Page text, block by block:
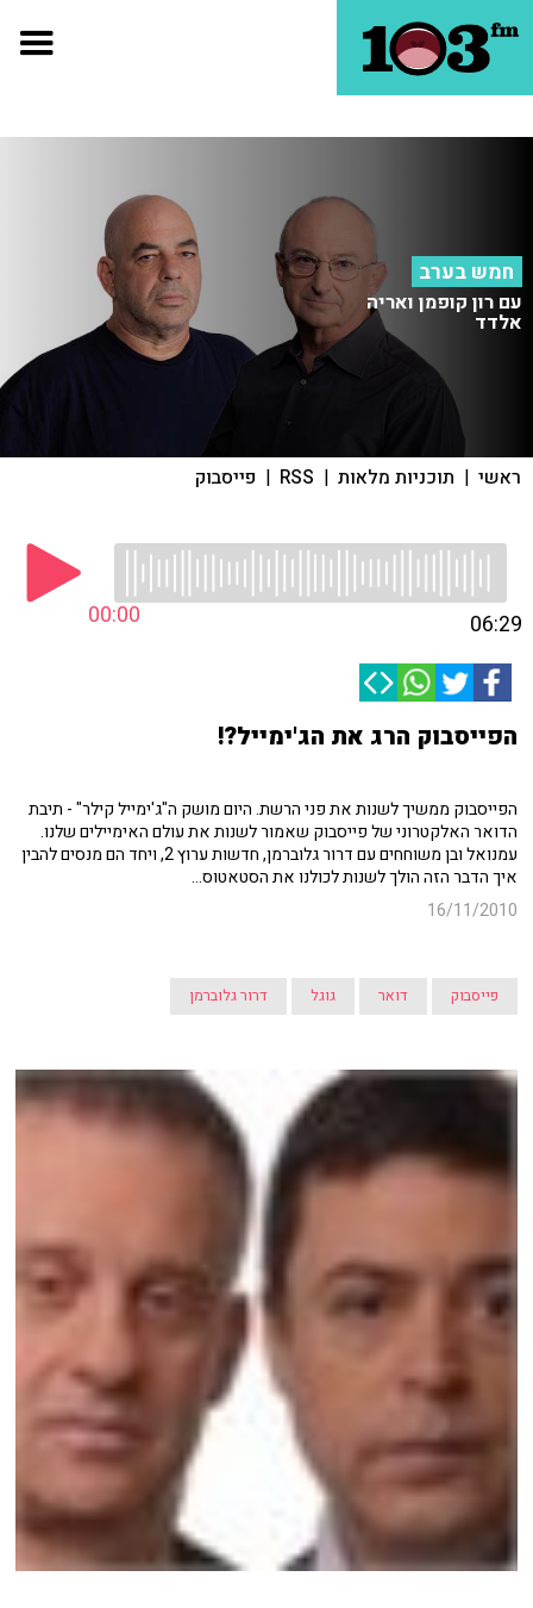
חמש בערב
עם רון קופמן ואריה
אלדד
ראשי | תוכניות מלאות |
RSS
| פייסבוק
00:00 06:29
הפייסבוק הרג את הג'ימייל?!
הפייסבוק ממשיך לשנות את פני הרשת. היום מושק ה"ג'ימייל קילר" - תיבת
הדואר האלקטרוני של פייסבוק שאמור לשנות את עולם האימיילים שלנו.
עמנואל ובן משוחחים עם דרור גלוברמן, חדשות ערוץ 2, ויחד הם מנסים להבין
איך הדבר הזה הולך לשנות לכולנו את הסטאטוס...
16/11/2010
פייסבוק דואר גוגל דרור גלוברמן